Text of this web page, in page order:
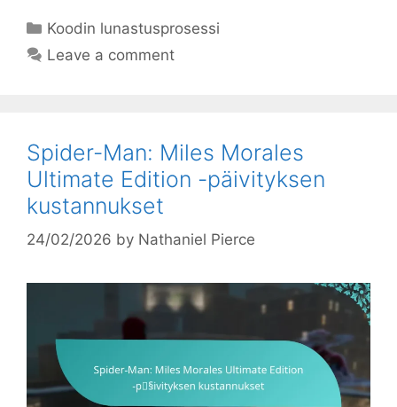
Categories
Koodin lunastusprosessi
Leave a comment
Spider-Man: Miles Morales
Ultimate Edition -päivityksen
kustannukset
24/02/2026 by Nathaniel Pierce